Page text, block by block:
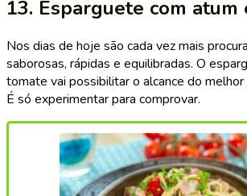
13. Esparguete com atum
Nos dias de hoje são cada vez mais
saborosas, rápidas e equilibradas. O
tomate vai possibilitar o alcance do melhor
É só experimentar para comprovar.